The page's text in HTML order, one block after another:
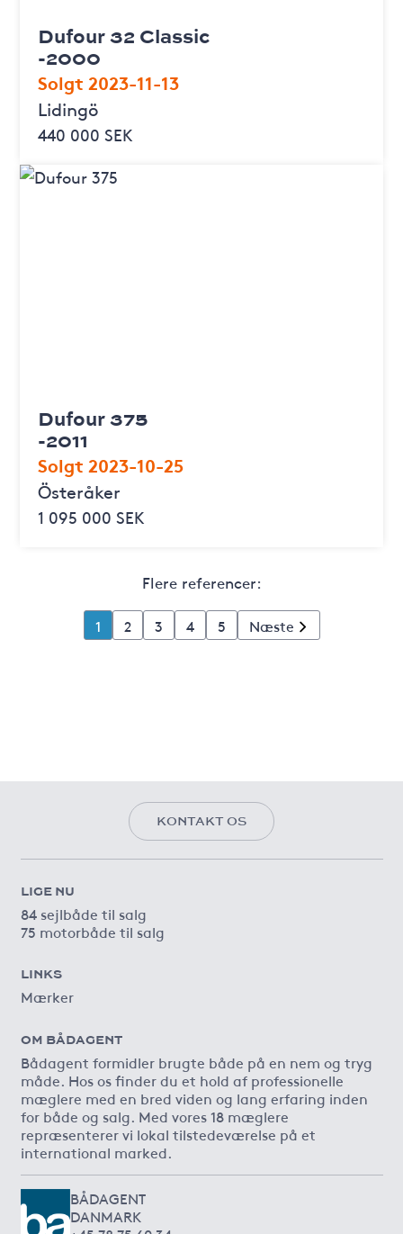
Dufour 32 Classic
-2000
Solgt 2023-11-13
Lidingö
440 000 SEK
Dufour 375
-2011
Solgt 2023-10-25
Österåker
1 095 000 SEK
Flere referencer:
1 2 3 4 5 Næste
KONTAKT OS
LIGE NU
84 sejlbåde til salg
75 motorbåde til salg
LINKS
Mærker
OM BÅDAGENT
Bådagent formidler brugte både på en nem og tryg
måde. Hos os finder du et hold af professionelle
mæglere med en bred viden og lang erfaring inden
for både og salg. Med vores 18 mæglere
repræsenterer vi lokal tilstedeværelse på et
international marked.
BÅDAGENT
DANMARK